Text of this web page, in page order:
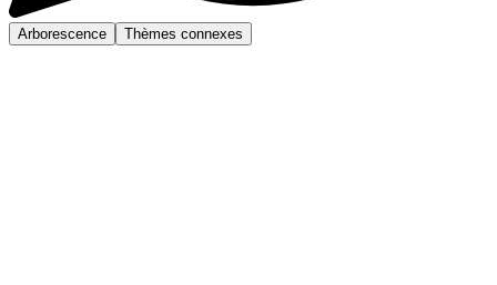
Arborescence Thèmes connexes